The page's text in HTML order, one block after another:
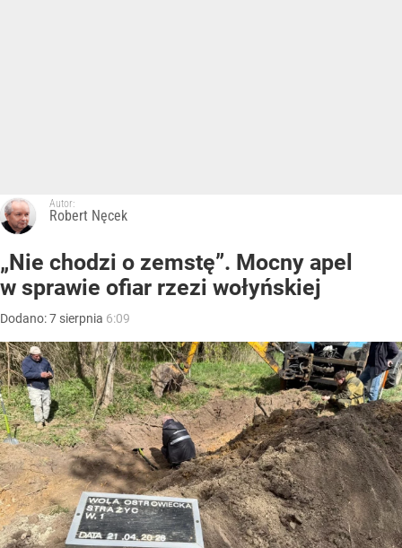
Autor:
Robert Nęcek
„Nie chodzi o zemstę”. Mocny apel
w sprawie ofiar rzezi wołyńskiej
Dodano:7 sierpnia 6:09